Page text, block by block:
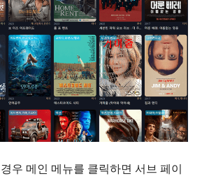
우 메인 메뉴를 클릭하면 서브 페이